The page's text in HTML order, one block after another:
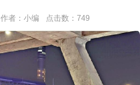
作者：小编 点击数： 749